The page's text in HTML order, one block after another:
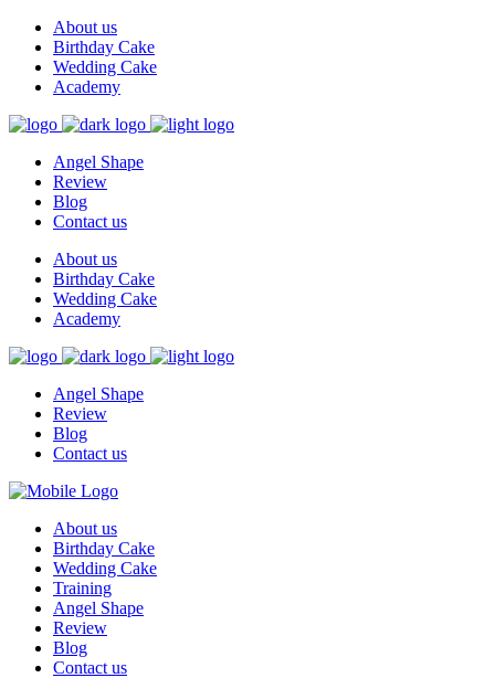
About us
Birthday Cake
Wedding Cake
Academy
Angel Shape
Review
Blog
Contact us
About us
Birthday Cake
Wedding Cake
Academy
Angel Shape
Review
Blog
Contact us
About us
Birthday Cake
Wedding Cake
Training
Angel Shape
Review
Blog
Contact us